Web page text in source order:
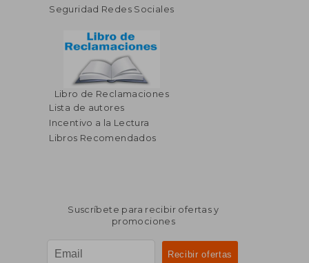
Seguridad Redes Sociales
Libro de Reclamaciones
Lista de autores
Incentivo a la Lectura
Libros Recomendados
Suscríbete para recibir ofertas y
promociones